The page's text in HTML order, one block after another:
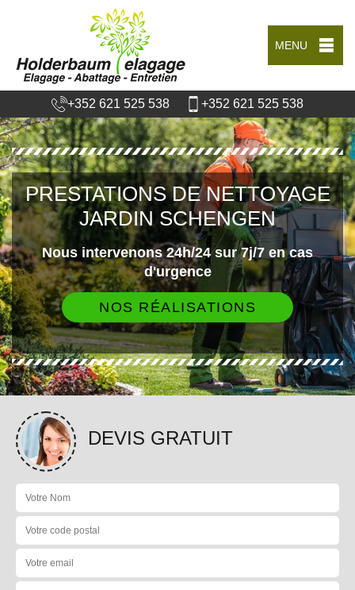
MENU
+352 621 525 538 +352 621 525 538
PRESTATIONS DE NETTOYAGE
JARDIN SCHENGEN
Nous intervenons 24h/24 sur 7j/7 en cas
d'urgence
NOS RÉALISATIONS
DEVIS GRATUIT